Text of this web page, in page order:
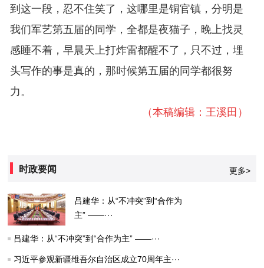
到这一段，忍不住笑了，这哪里是铜官镇，分明是
我们军艺第五届的同学，全都是夜猫子，晚上找灵
感睡不着，早晨天上打炸雷都醒不了，只不过，埋
头写作的事是真的，那时候第五届的同学都很努
力。
（本稿编辑：王溪田）
时政要闻 更多>
吕建华：从“不冲突”到“合作为
主” ——···
吕建华：从“不冲突”到“合作为主” ——···
习近平参观新疆维吾尔自治区成立70周年主···